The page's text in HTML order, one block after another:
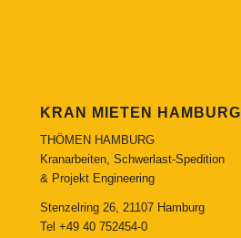
KRAN MIETEN HAMBURG
THÖMEN HAMBURG
Kranarbeiten, Schwerlast-Spedition
& Projekt Engineering
Stenzelring 26, 21107 Hamburg
Tel +49 40 752454-0